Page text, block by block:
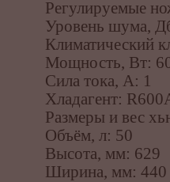
Регулируемые
Уровень шума,
Климатический
Мощность, Вт:
Сила тока, А: 1
Хладагент:
Размеры и вес
Объём, л: 50
Высота, мм: 629
Ширина, мм: 440